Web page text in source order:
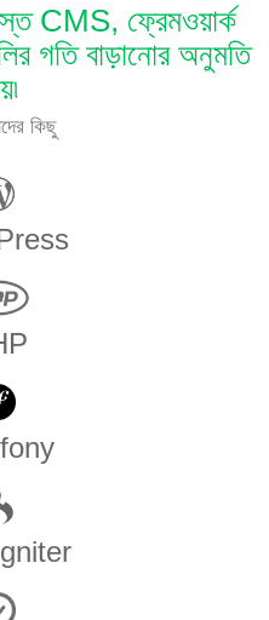
CMS, ফ্রেমওয়ার্ক
গতি বাড়ানোর অনুমতি
কিছু